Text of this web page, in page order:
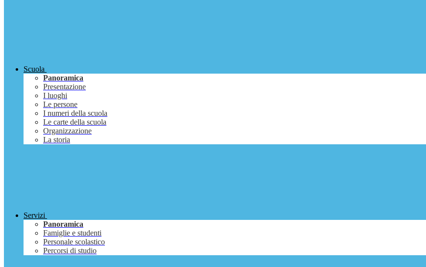
Scuola
Panoramica
Presentazione
I luoghi
Le persone
I numeri della scuola
Le carte della scuola
Organizzazione
La storia
Servizi
Panoramica
Famiglie e studenti
Personale scolastico
Percorsi di studio